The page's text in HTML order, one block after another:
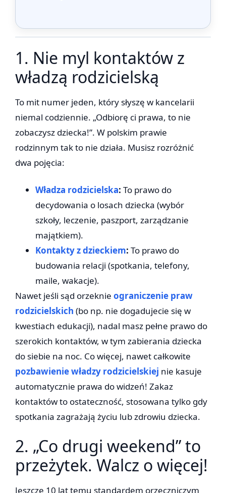
1. Nie myl kontaktów z
władzą rodzicielską
To mit numer jeden, który słyszę w kancelarii
niemal codziennie. „Odbiorę ci prawa, to nie
zobaczysz dziecka!”. W polskim prawie
rodzinnym tak to nie działa. Musisz rozróżnić
dwa pojęcia:
Władza rodzicielska: To prawo do
decydowania o losach dziecka (wybór
szkoły, leczenie, paszport, zarządzanie
majątkiem).
Kontakty z dzieckiem: To prawo do
budowania relacji (spotkania, telefony,
maile, wakacje).
Nawet jeśli sąd orzeknie ograniczenie praw
rodzicielskich (bo np. nie dogadujecie się w
kwestiach edukacji), nadal masz pełne prawo do
szerokich kontaktów, w tym zabierania dziecka
do siebie na noc. Co więcej, nawet całkowite
pozbawienie władzy rodzicielskiej nie kasuje
automatycznie prawa do widzeń! Zakaz
kontaktów to ostateczność, stosowana tylko gdy
spotkania zagrażają życiu lub zdrowiu dziecka.
2. „Co drugi weekend” to
przeżytek. Walcz o więcej!
Jeszcze 10 lat temu standardem orzeczniczym